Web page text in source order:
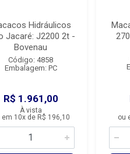
Hidráulicos
Jacaré: J2200 2t -
Bovenau
Código: 4858
Embalagem: PC
R$ 1.961,00
À vista
em 10x de R$ 196,10
ou